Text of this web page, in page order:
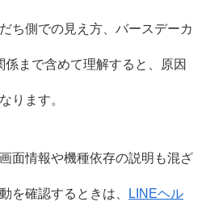
ち側での見え方、バースデーカ
まで含めて理解すると、原因
ります。
面情報や機種依存の説明も混ざ
を確認するときは、 LINEヘル